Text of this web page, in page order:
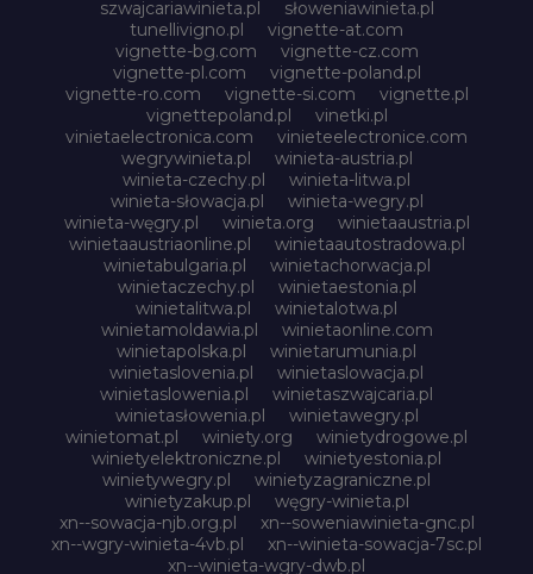
szwajcariawinieta.pl
słoweniawinieta.pl
tunellivigno.pl
vignette-at.com
vignette-bg.com
vignette-cz.com
vignette-pl.com
vignette-poland.pl
vignette-ro.com
vignette-si.com
vignette.pl
vignettepoland.pl
vinetki.pl
vinietaelectronica.com
vinieteelectronice.com
wegrywinieta.pl
winieta-austria.pl
winieta-czechy.pl
winieta-litwa.pl
winieta-słowacja.pl
winieta-wegry.pl
winieta-węgry.pl
winieta.org
winietaaustria.pl
winietaaustriaonline.pl
winietaautostradowa.pl
winietabulgaria.pl
winietachorwacja.pl
winietaczechy.pl
winietaestonia.pl
winietalitwa.pl
winietalotwa.pl
winietamoldawia.pl
winietaonline.com
winietapolska.pl
winietarumunia.pl
winietaslovenia.pl
winietaslowacja.pl
winietaslowenia.pl
winietaszwajcaria.pl
winietasłowenia.pl
winietawegry.pl
winietomat.pl
winiety.org
winietydrogowe.pl
winietyelektroniczne.pl
winietyestonia.pl
winietywegry.pl
winietyzagraniczne.pl
winietyzakup.pl
węgry-winieta.pl
xn--sowacja-njb.org.pl
xn--soweniawinieta-gnc.pl
xn--wgry-winieta-4vb.pl
xn--winieta-sowacja-7sc.pl
xn--winieta-wgry-dwb.pl